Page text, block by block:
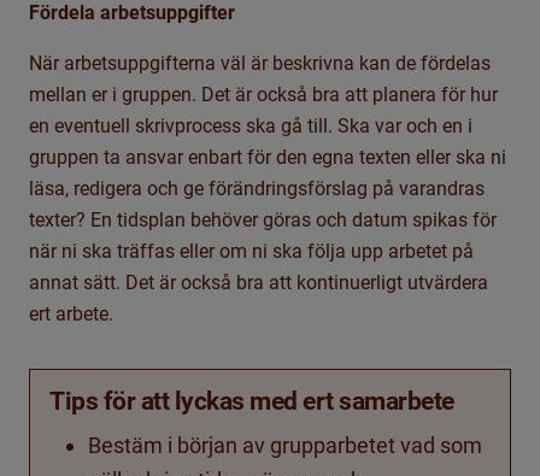
Fördela arbetsuppgifter
När arbetsuppgifterna väl är beskrivna kan de fördelas
mellan er i gruppen. Det är också bra att planera för hur
en eventuell skrivprocess ska gå till. Ska var och en i
gruppen ta ansvar enbart för den egna texten eller ska ni
läsa, redigera och ge förändringsförslag på varandras
texter? En tidsplan behöver göras och datum spikas för
när ni ska träffas eller om ni ska följa upp arbetet på
annat sätt. Det är också bra att kontinuerligt utvärdera
ert arbete.
Tips för att lyckas med ert samarbete
Bestäm i början av grupparbetetvad som